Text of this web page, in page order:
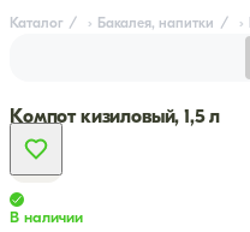
Каталог Бакалея, напитки
Компот кизиловый, 1,5 л
В наличии